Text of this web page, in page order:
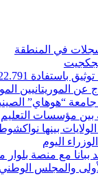
في المنطقة
باستفادة 22.791
عن الموريتانيين
“هوهاي”
بين مؤسسات التعليم
بينها
اليوم
مع منصة بلوار
والمجلس